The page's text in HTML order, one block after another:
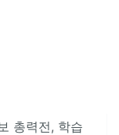
총력전, 학습